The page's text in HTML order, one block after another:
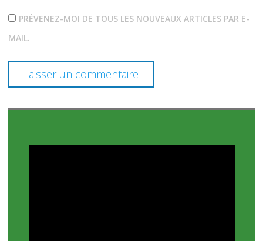
PRÉVENEZ-MOI DE TOUS LES NOUVEAUX ARTICLES PAR E-
MAIL.